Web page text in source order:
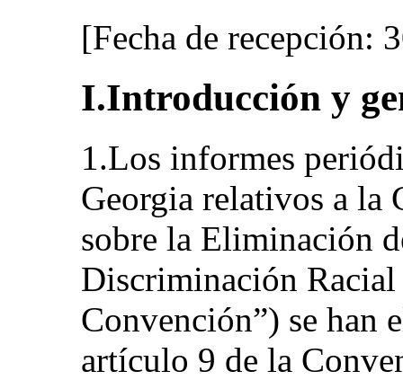
[Fecha de recepción:
I.Introducción y
1.Los informes
Georgia relativos a la
sobre la Eliminación
Discriminación Racial
Convención”) se han
artículo 9 de la